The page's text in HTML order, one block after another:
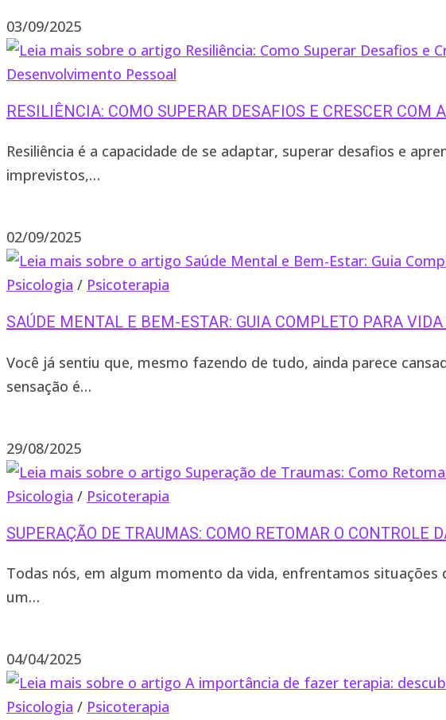
03/09/2025
Desenvolvimento Pessoal
RESILIÊNCIA: COMO SUPERAR DESAFIOS E CRESCER COM
Resiliência é a capacidade de se adaptar, superar desafios e
imprevistos,…
02/09/2025
Psicologia / Psicoterapia
SAÚDE MENTAL E BEM-ESTAR: GUIA COMPLETO PARA
Você já sentiu que, mesmo fazendo de tudo, ainda parece
sensação é…
29/08/2025
Psicologia / Psicoterapia
SUPERAÇÃO DE TRAUMAS: COMO RETOMAR O CONTROLE
Todas nós, em algum momento da vida, enfrentamos
um…
04/04/2025
Psicologia / Psicoterapia